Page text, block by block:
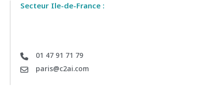
Secteur Ile-de-France :
01 47 91 71 79
paris@c2ai.com